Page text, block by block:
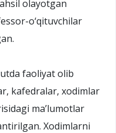
olayotgan
o‘qituvchilar
faoliyat olib
kafedralar, xodimlar
ma’lumotlar
Xodimlarni